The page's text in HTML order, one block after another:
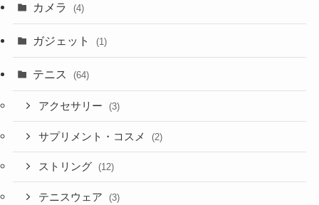
カメラ (4)
ガジェット (1)
テニス (64)
アクセサリー (3)
サプリメント・コスメ (2)
ストリング (12)
テニスウェア (3)